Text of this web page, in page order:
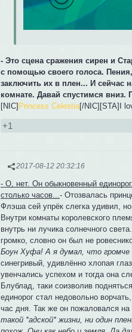
- Это сцена сражения сирен и
с помощью своего голоса.
заключить их в плен... И сейчас
комнате. Давай спустимся
[NIC] Princess Celestia[/NIC][STA]I
+1
2017-08-12 20:32:16
- О, нет. Он обыкновенный
столько часов...- Отозвалась
Флэша сей упрёк слегка удивил,
Внутри комнаты королевского
внутрь ни лучика солнечного
громко, словно он был не
Боун Хуфа! А я думал, что громче
синегривый, удивлённо хлопая
увенчались успехом и тогда она
Блублад, таки соизволив
единорог стал недовольно
час дня. Так же он пожаловался
такой *адской* жизни, ни один